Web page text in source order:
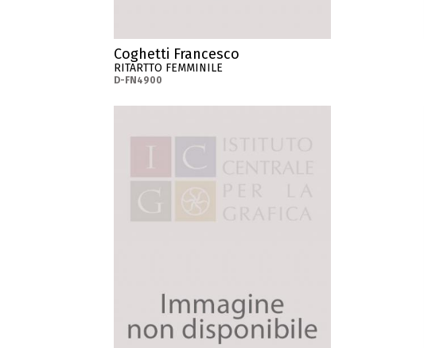
Coghetti Francesco
RITARTTO FEMMINILE
D-FN4900